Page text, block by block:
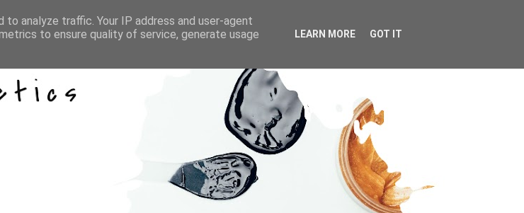
analyze traffic. Your IP address and user-agent
to ensure quality of service, generate usage
LEARN MORE GOT IT